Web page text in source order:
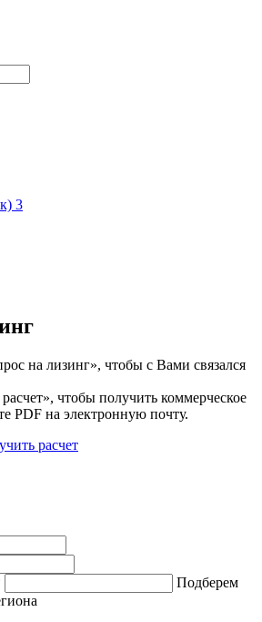
3
на лизинг», чтобы с Вами связался
чтобы получить коммерческое
PDF на электронную почту.
расчет
Подберем